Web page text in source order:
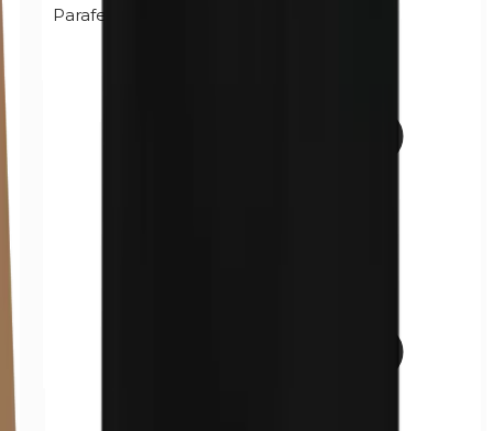
Parafenilendiammina (PPD)